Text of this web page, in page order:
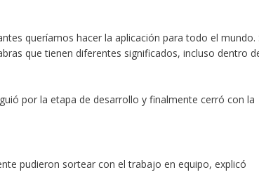
queríamos hacer la aplicación para todo el mundo.
que tienen diferentes significados, incluso dentro
por la etapa de desarrollo y finalmente cerró con la
pudieron sortear con el trabajo en equipo, explicó